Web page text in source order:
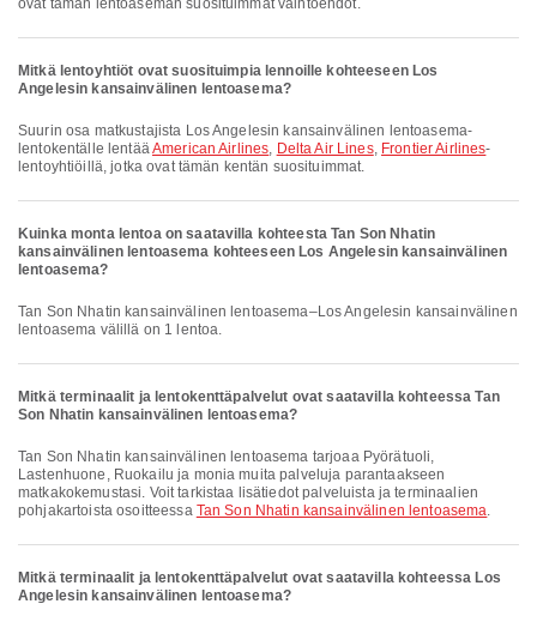
ovat tämän lentoaseman suosituimmat vaihtoehdot.
Mitkä lentoyhtiöt ovat suosituimpia lennoille kohteeseen Los
Angelesin kansainvälinen lentoasema?
Suurin osa matkustajista Los Angelesin kansainvälinen lentoasema-
lentokentälle lentääAmerican Airlines, Delta Air Lines, Frontier Airlines-
lentoyhtiöillä, jotka ovat tämän kentän suosituimmat.
Kuinka monta lentoa on saatavilla kohteesta Tan Son Nhatin
kansainvälinen lentoasema kohteeseen Los Angelesin kansainvälinen
lentoasema?
Tan Son Nhatin kansainvälinen lentoasema–Los Angelesin kansainvälinen
lentoasema välillä on 1 lentoa.
Mitkä terminaalit ja lentokenttäpalvelut ovat saatavilla kohteessa Tan
Son Nhatin kansainvälinen lentoasema?
Tan Son Nhatin kansainvälinen lentoasema tarjoaa Pyörätuoli,
Lastenhuone, Ruokailu ja monia muita palveluja parantaakseen
matkakokemustasi. Voit tarkistaa lisätiedot palveluista ja terminaalien
pohjakartoista osoitteessa Tan Son Nhatin kansainvälinen lentoasema.
Mitkä terminaalit ja lentokenttäpalvelut ovat saatavilla kohteessa Los
Angelesin kansainvälinen lentoasema?